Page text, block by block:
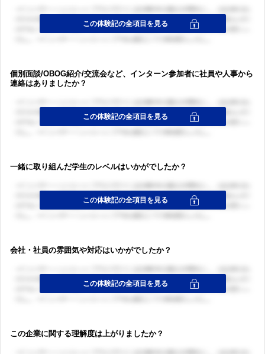
個別面談/OBOG紹介/交流会など、インターン参加者に社員や人事から
連絡はありましたか？
一緒に取り組んだ学生のレベルはいかがでしたか？
会社・社員の雰囲気や対応はいかがでしたか？
この企業に関する理解度は上がりましたか？